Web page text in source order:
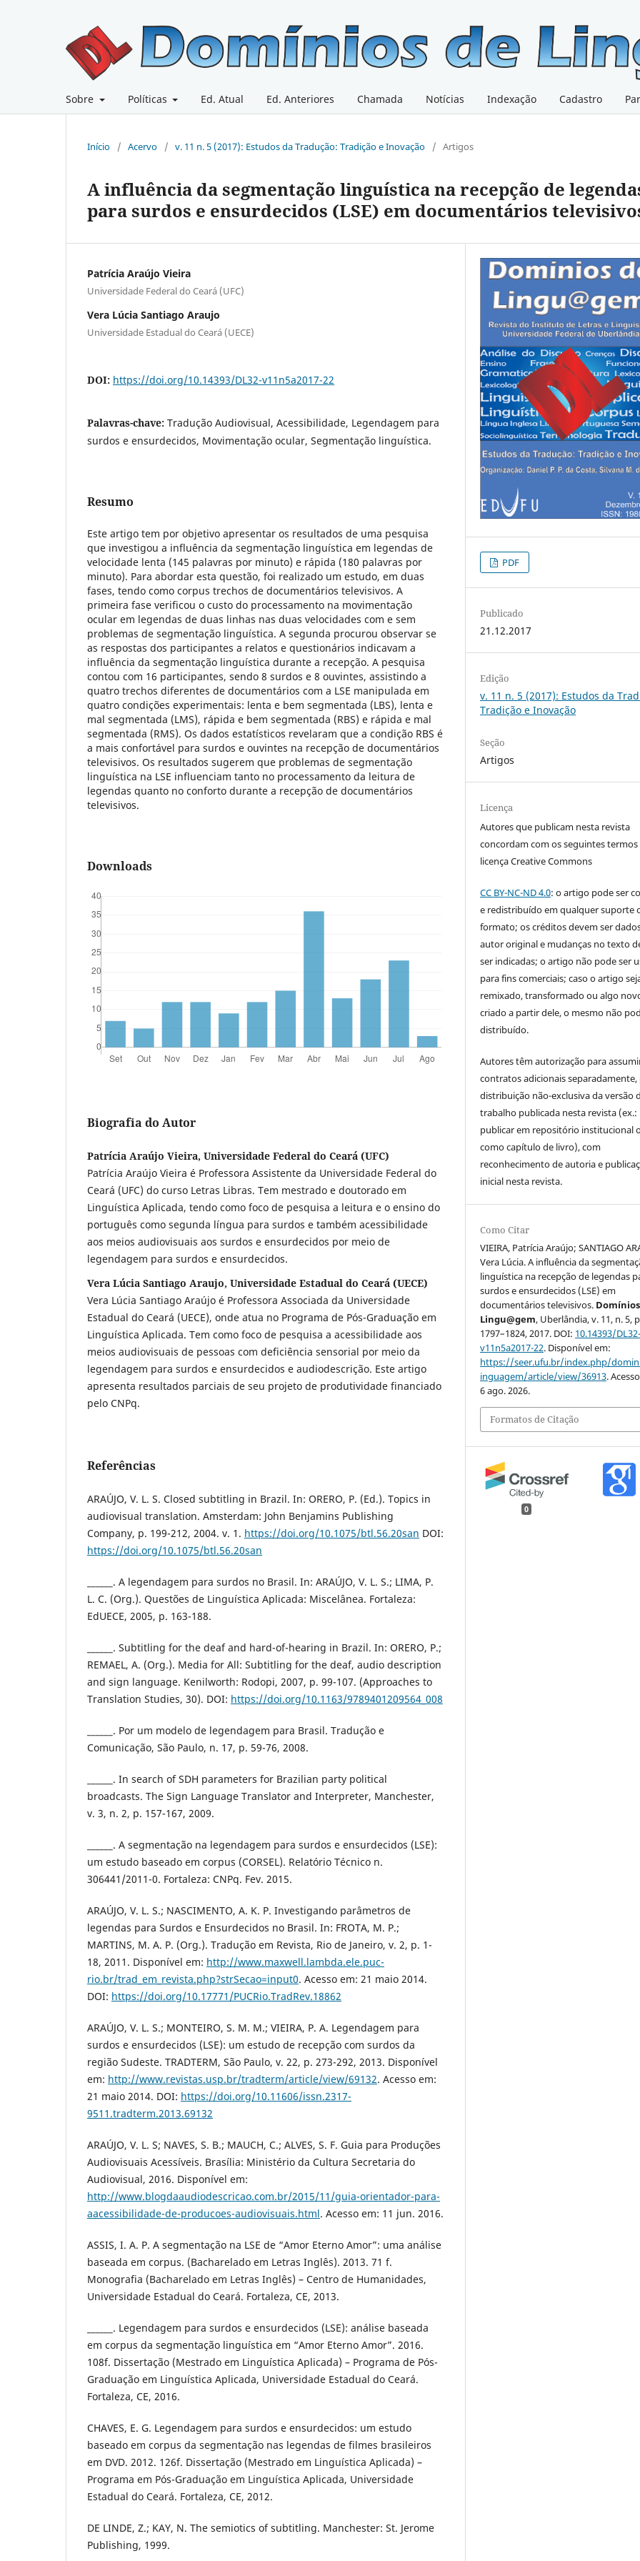
Sobre Políticas Ed. Atual Ed. Anteriores Chamada Notícias Indexação Cadastro
Início / Acervo / v. 11 n. 5 (2017): Estudos da Tradução: Tradição e Inovação / Artigos
A influência da segmentação linguística na recepção de
para surdos e ensurdecidos (LSE) em documentários
Patrícia Araújo Vieira
Universidade Federal do Ceará (UFC)
Vera Lúcia Santiago Araujo
Universidade Estadual do Ceará (UECE)
DOI: https://doi.org/10.14393/DL32-v11n5a2017-22
Palavras-chave: Tradução Audiovisual, Acessibilidade, Legendagem para
surdos e ensurdecidos, Movimentação ocular, Segmentação linguística.
Resumo
Este artigo tem por objetivo apresentar os resultados de uma pesquisa
que investigou a influência da segmentação linguística em legendas de
velocidade lenta (145 palavras por minuto) e rápida (180 palavras por
minuto). Para abordar esta questão, foi realizado um estudo, em duas
fases, tendo como corpus trechos de documentários televisivos. A
primeira fase verificou o custo do processamento na movimentação
ocular em legendas de duas linhas nas duas velocidades com e sem
problemas de segmentação linguística. A segunda procurou observar se
as respostas dos participantes a relatos e questionários indicavam a
influência da segmentação linguística durante a recepção. A pesquisa
contou com 16 participantes, sendo 8 surdos e 8 ouvintes, assistindo a
quatro trechos diferentes de documentários com a LSE manipulada em
quatro condições experimentais: lenta e bem segmentada (LBS), lenta e
mal segmentada (LMS), rápida e bem segmentada (RBS) e rápida e mal
segmentada (RMS). Os dados estatísticos revelaram que a condição RBS é
a mais confortável para surdos e ouvintes na recepção de documentários
televisivos. Os resultados sugerem que problemas de segmentação
linguística na LSE influenciam tanto no processamento da leitura de
legendas quanto no conforto durante a recepção de documentários
televisivos.
Downloads
Biografia do Autor
Patrícia Araújo Vieira, Universidade Federal do Ceará (UFC)
Patrícia Araújo Vieira é Professora Assistente da Universidade Federal do
Ceará (UFC) do curso Letras Libras. Tem mestrado e doutorado em
Linguística Aplicada, tendo como foco de pesquisa a leitura e o ensino do
português como segunda língua para surdos e também acessibilidade
aos meios audiovisuais aos surdos e ensurdecidos por meio de
legendagem para surdos e ensurdecidos.
Vera Lúcia Santiago Araujo, Universidade Estadual do Ceará (UECE)
Vera Lúcia Santiago Araújo é Professora Associada da Universidade
Estadual do Ceará (UECE), onde atua no Programa de Pós-Graduação em
Linguística Aplicada. Tem como foco de pesquisa a acessibilidade aos
meios audiovisuais de pessoas com deficiência sensorial por meio da
legendagem para surdos e ensurdecidos e audiodescrição. Este artigo
apresenta resultados parciais de seu projeto de produtividade financiado
pelo CNPq.
Referências
ARAÚJO, V. L. S. Closed subtitling in Brazil. In: ORERO, P. (Ed.). Topics in
audiovisual translation. Amsterdam: John Benjamins Publishing
Company, p. 199-212, 2004. v. 1. https://doi.org/10.1075/btl.56.20san DOI:
https://doi.org/10.1075/btl.56.20san
______. A legendagem para surdos no Brasil. In: ARAÚJO, V. L. S.; LIMA, P.
L. C. (Org.). Questões de Linguística Aplicada: Miscelânea. Fortaleza:
EdUECE, 2005, p. 163-188.
______. Subtitling for the deaf and hard-of-hearing in Brazil. In: ORERO, P.;
REMAEL, A. (Org.). Media for All: Subtitling for the deaf, audio description
and sign language. Kenilworth: Rodopi, 2007, p. 99-107. (Approaches to
Translation Studies, 30). DOI: https://doi.org/10.1163/9789401209564_008
______. Por um modelo de legendagem para Brasil. Tradução e
Comunicação, São Paulo, n. 17, p. 59-76, 2008.
______. In search of SDH parameters for Brazilian party political
broadcasts. The Sign Language Translator and Interpreter, Manchester,
v. 3, n. 2, p. 157-167, 2009.
______. A segmentação na legendagem para surdos e ensurdecidos (LSE):
um estudo baseado em corpus (CORSEL). Relatório Técnico n.
306441/2011-0. Fortaleza: CNPq. Fev. 2015.
ARAÚJO, V. L. S.; NASCIMENTO, A. K. P. Investigando parâmetros de
legendas para Surdos e Ensurdecidos no Brasil. In: FROTA, M. P.;
MARTINS, M. A. P. (Org.). Tradução em Revista, Rio de Janeiro, v. 2, p. 1-
18, 2011. Disponível em: http://www.maxwell.lambda.ele.puc-
rio.br/trad_em_revista.php?strSecao=input0. Acesso em: 21 maio 2014.
DOI: https://doi.org/10.17771/PUCRio.TradRev.18862
ARAÚJO, V. L. S.; MONTEIRO, S. M. M.; VIEIRA, P. A. Legendagem para
surdos e ensurdecidos (LSE): um estudo de recepção com surdos da
região Sudeste. TRADTERM, São Paulo, v. 22, p. 273-292, 2013. Disponível
em: http://www.revistas.usp.br/tradterm/article/view/69132. Acesso em:
21 maio 2014. DOI: https://doi.org/10.11606/issn.2317-
9511.tradterm.2013.69132
ARAÚJO, V. L. S; NAVES, S. B.; MAUCH, C.; ALVES, S. F. Guia para Produções
Audiovisuais Acessíveis. Brasília: Ministério da Cultura Secretaria do
Audiovisual, 2016. Disponível em:
http://www.blogdaaudiodescricao.com.br/2015/11/guia-orientador-para-
aacessibilidade-de-producoes-audiovisuais.html. Acesso em: 11 jun. 2016.
ASSIS, I. A. P. A segmentação na LSE de “Amor Eterno Amor”: uma análise
baseada em corpus. (Bacharelado em Letras Inglês). 2013. 71 f.
Monografia (Bacharelado em Letras Inglês) – Centro de Humanidades,
Universidade Estadual do Ceará. Fortaleza, CE, 2013.
______. Legendagem para surdos e ensurdecidos (LSE): análise baseada
em corpus da segmentação linguística em “Amor Eterno Amor”. 2016.
108f. Dissertação (Mestrado em Linguística Aplicada) – Programa de Pós-
Graduação em Linguística Aplicada, Universidade Estadual do Ceará.
Fortaleza, CE, 2016.
CHAVES, E. G. Legendagem para surdos e ensurdecidos: um estudo
baseado em corpus da segmentação nas legendas de filmes brasileiros
em DVD. 2012. 126f. Dissertação (Mestrado em Linguística Aplicada) –
Programa em Pós-Graduação em Linguística Aplicada, Universidade
Estadual do Ceará. Fortaleza, CE, 2012.
DE LINDE, Z.; KAY, N. The semiotics of subtitling. Manchester: St. Jerome
Publishing, 1999.
PDF
Publicado
21.12.2017
Edição
v. 11 n. 5 (2017): Estudos da
Tradição e Inovação
Seção
Artigos
Licença
Autores que publicam nesta revista
concordam com os seguintes termos
licença Creative Commons
CC BY-NC-ND 4.0: o artigo pode ser
e redistribuído em qualquer suporte
formato; os créditos devem ser
autor original e mudanças no texto
ser indicadas; o artigo não pode ser
para fins comerciais; caso o artigo
remixado, transformado ou algo
criado a partir dele, o mesmo não
distribuído.
Autores têm autorização para
contratos adicionais separadamente,
distribuição não-exclusiva da versão
trabalho publicada nesta revista (ex.:
publicar em repositório institucional
como capítulo de livro), com
reconhecimento de autoria e
inicial nesta revista.
Como Citar
VIEIRA, Patrícia Araújo; SANTIAGO
Vera Lúcia. A influência da
linguística na recepção de legendas
surdos e ensurdecidos (LSE) em
documentários televisivos.
Lingu@gem, Uberlândia, v. 11, n. 5,
1797–1824, 2017. DOI: 10.14393/DL32-
v11n5a2017-22. Disponível em:
https://seer.ufu.br/index.php/
inguagem/article/view/36913.
6 ago. 2026.
Formatos de Citação
0